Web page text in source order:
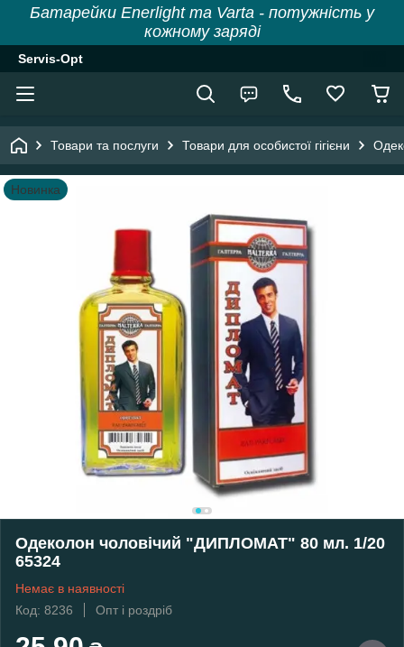
Батарейки Enerlight та Varta - потужність у
кожному заряді
Servis-Opt
Товари та послуги Товари для особистої гігієни
Новинка
Одеколон чоловічий "ДИПЛОМАТ" 80 мл. 1/20
65324
Немає в наявності
Код: 8236
Опт і роздріб